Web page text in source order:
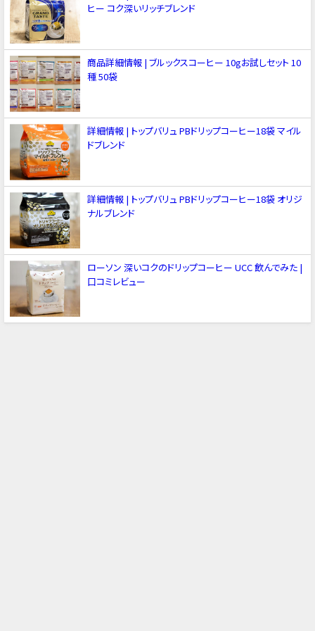
ヒー コク深いリッチブレンド
商品詳細情報 | ブルックスコーヒー 10gお試しセット 10
種 50袋
詳細情報 | トップバリュ PBドリップコーヒー18袋 マイル
ドブレンド
詳細情報 | トップバリュ PBドリップコーヒー18袋 オリジ
ナルブレンド
ローソン 深いコクのドリップコーヒー UCC 飲んでみた |
口コミレビュー